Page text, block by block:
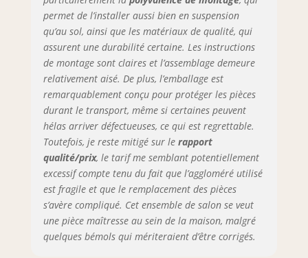
d'éléments muraux
fermés par des
portes également
avec des détails en
verre et des
étagères vous
permet de laisser
ou exposer vos
ornements -
Système
d'éclairage LED
bleu intégré qui
donne une touche
de classe au
produit - En plus
du téléviseur, vous
pouvez
permet de l’installer aussi bien en suspension
qu’au sol, ainsi que les matériaux de qualité, qui
assurent une durabilité certaine. Les instructions
de montage sont claires et l’assemblage demeure
relativement aisé. De plus, l’emballage est
remarquablement conçu pour protéger les pièces
durant le transport, même si certaines peuvent
hélas arriver défectueuses, ce qui est regrettable.
Toutefois, je reste mitigé sur le rapport
qualité/prix, le tarif me semblant potentiellement
excessif compte tenu du fait que l’aggloméré utilisé
est fragile et que le remplacement des pièces
s’avère compliqué. Cet ensemble de salon se veut
une pièce maîtresse au sein de la maison, malgré
quelques bémols qui mériteraient d’être corrigés.